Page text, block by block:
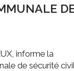
CULTUREL
Guide des
informe la
de sécurité